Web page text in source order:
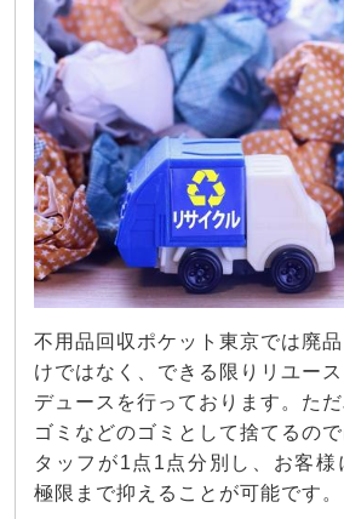
不用品回収ポケット東京では廃
けではなく、できる限りリユー
デュースを行っております。た
ゴミなどのゴミとして捨てるの
タッフが1点1点分別し、お客様
極限まで抑えることが可能です。